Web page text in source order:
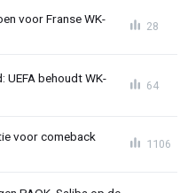
voor Franse WK-
28
behoudt WK-
64
voor comeback
1106